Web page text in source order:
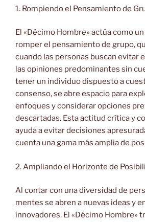
1. Rompiendo el Pensamiento de
El «Décimo Hombre» actúa como
romper el pensamiento de grupo,
cuando las personas buscan evitar
las opiniones predominantes sin
tener un individuo dispuesto a
consenso, se abre espacio para
enfoques y considerar opciones
descartadas. Esta actitud crítica y
ayuda a evitar decisiones
cuenta una gama más amplia de
2. Ampliando el Horizonte de
Al contar con una diversidad de
mentes se abren a nuevas ideas y
innovadores. El «Décimo Hombre»